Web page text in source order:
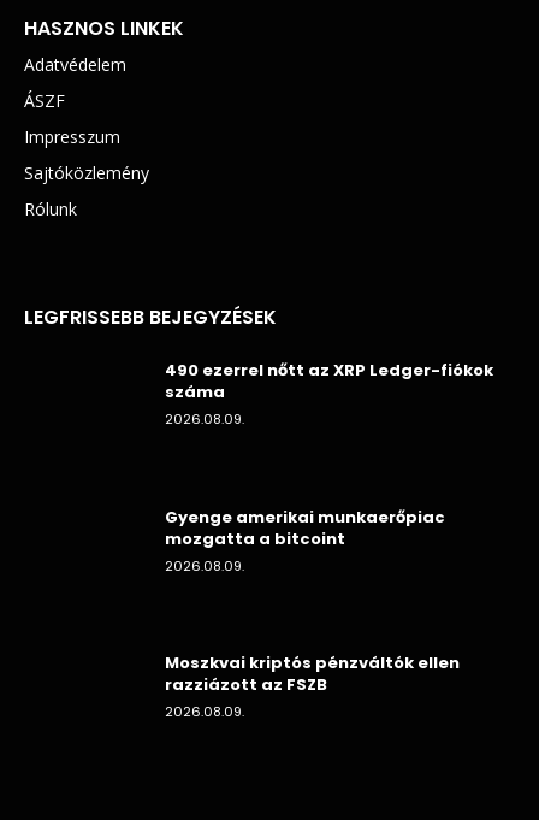
HASZNOS LINKEK
Adatvédelem
ÁSZF
Impresszum
Sajtóközlemény
Rólunk
LEGFRISSEBB BEJEGYZÉSEK
490 ezerrel nőtt az XRP Ledger-fiókok
száma
2026.08.09.
Gyenge amerikai munkaerőpiac
mozgatta a bitcoint
2026.08.09.
Moszkvai kriptós pénzváltók ellen
razziázott az FSZB
2026.08.09.